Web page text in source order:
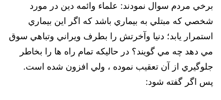
برخي مردم سوال نمودند: علماء وائمه دين در مورد
شخصي که مبتلي به بيماري باشد که اگر اين بيماري
استمرار يابد؛ دنيا وآخرتش را بطرف ويراني وتباهي سوق
مي دهد چه مي گويند؟ در حاليکه تمام راه ها را بخاطر
جلوگيري از آن تعقيب نموده ، ولي افزون شده است.
‌پس اگر گفته شود: